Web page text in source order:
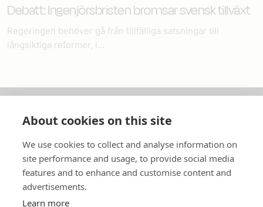
Debatt: Ingenjörsbristen bromsar svensk tillväxt
Regeringen behöver gå från tillfälliga satsningar till
långsiktiga reformer, i...
In English
Standardavtal
About cookies on this site
We use cookies to collect and analyse information on
site performance and usage, to provide social media
features and to enhance and customise content and
advertisements.
Learn more